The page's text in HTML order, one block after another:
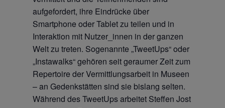
aufgefordert, ihre Eindrücke über
Smartphone oder Tablet zu teilen und in
Interaktion mit Nutzer_innen in der ganzen
Welt zu treten. Sogenannte „TweetUps“ oder
„Instawalks“ gehören seit geraumer Zeit zum
Repertoire der Vermittlungsarbeit in Museen
– an Gedenkstätten sind sie bislang selten.
Während des TweetUps arbeitet Steffen Jost